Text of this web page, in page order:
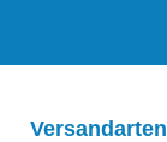
Versandarten